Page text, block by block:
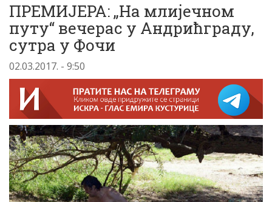
ПРЕМИЈЕРА: „На млијечном
путу“ вечерас у Андрићграду,
сутра у Фочи
02.03.2017. - 9:50